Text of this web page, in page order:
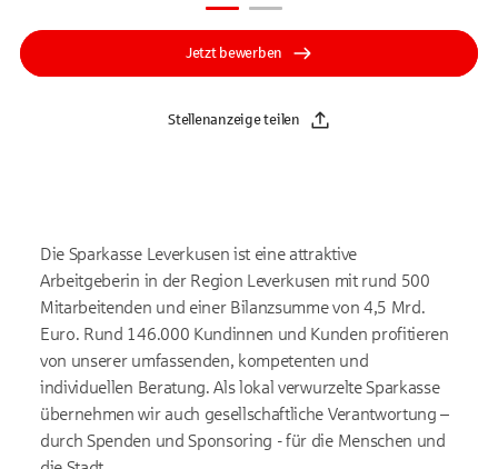
Jetzt bewerben
Stellenanzeige teilen
Die Sparkasse Leverkusen ist eine attraktive
Arbeitgeberin in der Region Leverkusen mit rund 500
Mitarbeitenden und einer Bilanzsumme von 4,5 Mrd.
Euro. Rund 146.000 Kundinnen und Kunden profitieren
von unserer umfassenden, kompetenten und
individuellen Beratung. Als lokal verwurzelte Sparkasse
übernehmen wir auch gesellschaftliche Verantwortung –
durch Spenden und Sponsoring - für die Menschen und